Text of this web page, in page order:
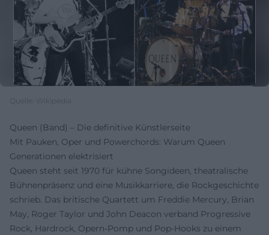
Quelle: Wikipedia
Queen (Band) – Die definitive Künstlerseite
Mit Pauken, Oper und Powerchords: Warum Queen
Generationen elektrisiert
Queen steht seit 1970 für kühne Songideen, theatralische
Bühnenpräsenz und eine Musikkarriere, die Rockgeschichte
schrieb. Das britische Quartett um Freddie Mercury, Brian
May, Roger Taylor und John Deacon verband Progressive
Rock, Hardrock, Opern-Pomp und Pop-Hooks zu einem